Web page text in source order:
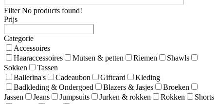
FilterNo products found!
Prijs
Categorie
Accessoires
Haaraccessoires
Mutsen & petten Riemen
Shawls
Sokken
Tassen
Ballerina's
Cadeaubon Giftcard
Kleding
Badkleding & Ondergoed
Blazers & Jasjes
Broeken
Jassen
Jeans Jumpsuits Jurken & rokken Rokken
Shorts